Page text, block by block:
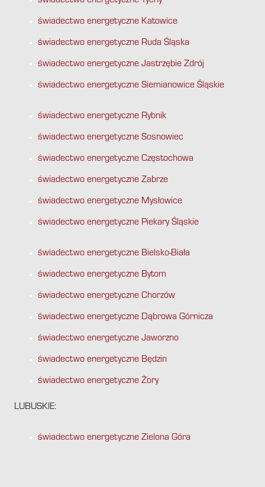
świadectwo energetyczne Katowice
świadectwo energetyczne Ruda Śląska
świadectwo energetyczne Jastrzębie Zdrój
świadectwo energetyczne Siemianowice Śląskie
świadectwo energetyczne Rybnik
świadectwo energetyczne Sosnowiec
świadectwo energetyczne Częstochowa
świadectwo energetyczne Zabrze
świadectwo energetyczne Mysłowice
świadectwo energetyczne Piekary Śląskie
świadectwo energetyczne Bielsko-Biała
świadectwo energetyczne Bytom
świadectwo energetyczne Chorzów
świadectwo energetyczne Dąbrowa Górnicza
świadectwo energetyczne Jaworzno
świadectwo energetyczne Będzin
świadectwo energetyczne Żory
LUBUSKIE:
świadectwo energetyczne Zielona Góra